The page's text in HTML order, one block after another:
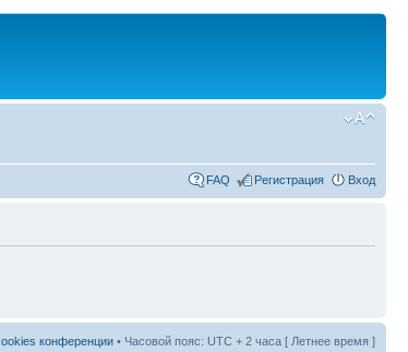
FAQ Регистрация Вход
конференции • Часовой пояс: UTC + 2 часа [ Летнее время ]